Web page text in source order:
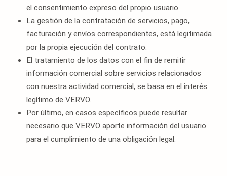
el consentimiento expreso del propio usuario.
La gestión de la contratación de servicios, pago,
facturación y envíos correspondientes, está legitimada
por la propia ejecución del contrato.
El tratamiento de los datos con el fin de remitir
información comercial sobre servicios relacionados
con nuestra actividad comercial, se basa en el interés
legítimo de VERVO.
Por último, en casos específicos puede resultar
necesario que VERVO aporte información del usuario
para el cumplimiento de una obligación legal.